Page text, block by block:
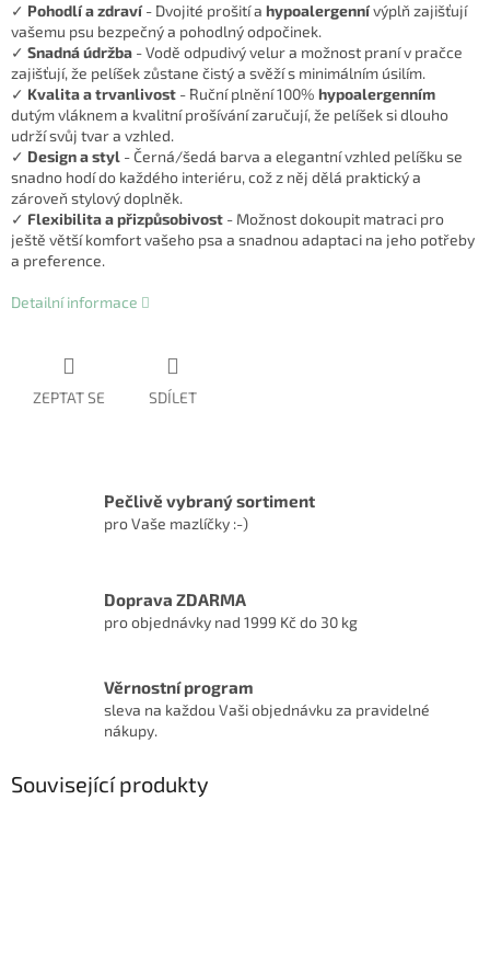
✓ Pohodlí a zdraví- Dvojité prošití a hypoalergennívýplň zajišťují
vašemu psu bezpečný a pohodlný odpočinek.
✓ Snadná údržba - Vodě odpudivý velur a možnost praní v pračce
zajišťují, že pelíšek zůstane čistý a svěží s minimálním úsilím.
✓ Kvalita a trvanlivost - Ruční plnění 100% hypoalergenním
dutým vláknem a kvalitní prošívání zaručují, že pelíšek si dlouho
udrží svůj tvar a vzhled.
✓ Design a styl - Černá/šedá barva a elegantní vzhled pelíšku se
snadno hodí do každého interiéru, což z něj dělá praktický a
zároveň stylový doplněk.
✓ Flexibilita a přizpůsobivost - Možnost dokoupit matraci pro
ještě větší komfort vašeho psa a snadnou adaptaci na jeho potřeby
a preference.
Detailní informace
ZEPTAT SE SDÍLET
Pečlivě vybraný sortiment
pro Vaše mazlíčky :-)
Doprava ZDARMA
pro objednávky nad 1999 Kč do 30 kg
Věrnostní program
sleva na každou Vaši objednávku za pravidelné
nákupy.
Související produkty